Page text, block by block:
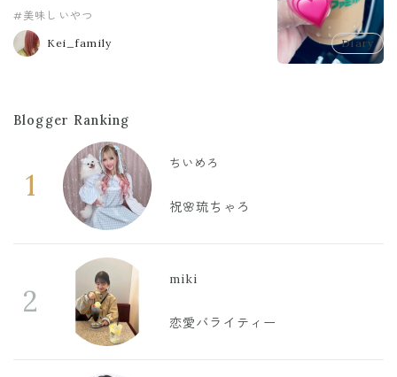
#美味しいやつ
Kei_family Diary
Blogger Ranking
1
ちいめろ
祝🌸琉ちゃろ
2
miki
恋愛バライティー